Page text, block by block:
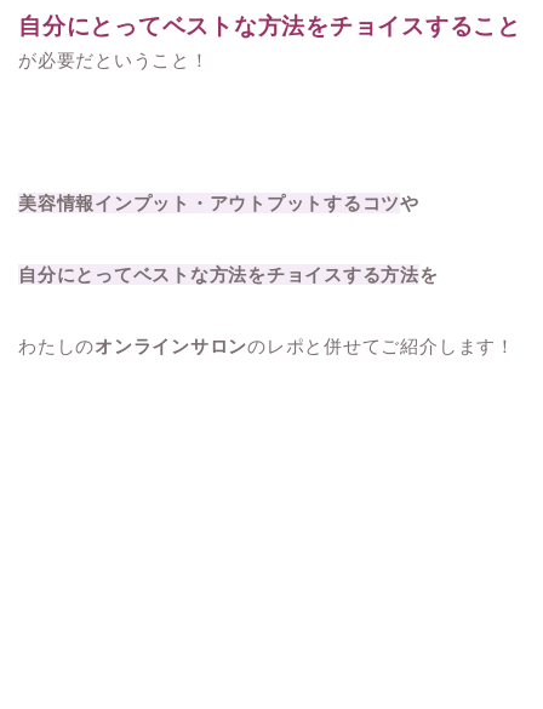
自分にとってベストな方法をチョイスすること
が必要だということ！
美容情報インプット・アウトプットするコツや
自分にとってベストな方法をチョイスする方法を
わたしのオンラインサロンのレポと併せてご紹介します！